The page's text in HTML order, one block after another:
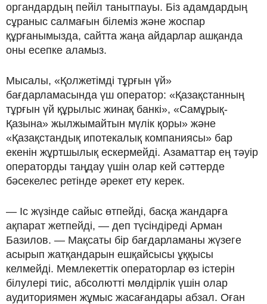
органдардың пейіл танытпауы. Біз адамдардың
сұраныс салмағын білеміз және жоспар
құрғанымызда, сайтта жаңа айдарлар ашқанда
оны есепке аламыз.
Мысалы, «Қолжетімді тұрғын үй»
бағдарламасында үш оператор: «Қазақстанның
тұрғын үй құрылыс жинақ банкі», «Самұрық-
Қазына» жылжымайтын мүлік қоры» және
«Қазақстандық ипотекалық компаниясы» бар
екенін жұртшылық ескермейді. Азаматтар ең тәуір
операторды таңдау үшін олар кей сәттерде
бәсекелес ретінде әрекет ету керек.
— Іс жүзінде сайыс өтпейді, басқа жандарға
ақпарат жетпейді, — деп түсіндіреді Арман
Базилов. — Мақсаты бір бағдарламаны жүзеге
асырып жатқандарын ешқайсысы ұққысы
келмейді. Мемлекеттік операторлар өз істерін
білулері тиіс, абсолютті мөлдірлік үшін олар
аудиториямен жұмыс жасағандары абзал. Оған